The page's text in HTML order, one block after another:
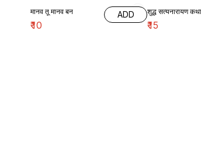
मानव तू मानव बन
₹10
ADD शुद्ध सत्यनारायण कथा
₹15